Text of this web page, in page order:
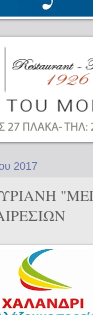
2017